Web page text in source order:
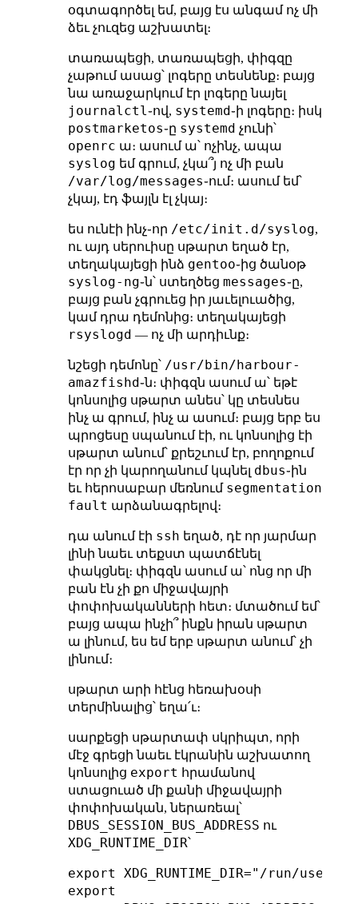
օգտագործել եմ, բայց էս անգամ ոչ մի
ձեւ չուզեց աշխատել։
տառապեցի, տառապեցի, փիգզը
չաթում ասաց՝ լոգերը տեսնենք։ բայց
նա առաջարկում էր լոգերը նայել
journalctl ֊ով, systemd֊ի լոգերը։ իսկ
postmarketos֊ը systemd չունի՝
openrc ա։ ասում ա՝ ոչինչ, ապա
syslog եմ գրում, չկա՞յ ոչ մի բան
/var/log/messages֊ում։ ասում եմ՝
չկայ, էդ ֆայլն էլ չկայ։
ես ունէի ինչ֊որ /etc/init.d/syslog,
ու այդ սերուիսը սթարտ եղած էր,
տեղակայեցի ինձ gentoo֊ից ծանօթ
syslog-ng֊ն՝ ստեղծեց messages֊ը,
բայց բան չգրուեց իր յաւելուածից,
կամ դրա դեմոնից։ տեղակայեցի
rsyslogd — ոչ մի արդիւնք։
նշեցի դեմոնը՝ /usr/bin/harbour-
amazfishd֊ն։ փիգզն ասում ա՝ եթէ
կոնսոլից սթարտ անես՝ կը տեսնես
ինչ ա գրում, ինչ ա ասում։ բայց երբ ես
պրոցեսը սպանում էի, ու կոնսոլից էի
սթարտ անում՝ քրեշւում էր, բողոքում
էր որ չի կարողանում կպնել dbus֊ին
եւ հերոսաբար մեռնում segmentation
fault արձանագրելով։
դա անում էի ssh եղած, դէ որ յարմար
լինի նաեւ տեքստ պատճէնել
փակցնել։ փիգզն ասում ա՝ ոնց որ մի
բան էն չի քո միջավայրի
փոփոխականների հետ։ մտածում եմ՝
բայց ապա ինչի՞ ինքն իրան սթարտ
ա լինում, ես եմ երբ սթարտ անում՝ չի
լինում։
սթարտ արի հէնց հեռախօսի
տերմինալից՝ եղա՛ւ։
սարքեցի սթարտափ սկրիպտ, որի
մէջ գրեցի նաեւ էկրանին աշխատող
կոնսոլից export հրամանով
ստացուած մի քանի միջավայրի
փոփոխական, ներառեալ՝
DBUS_SESSION_BUS_ADDRESS ու
XDG_RUNTIME_DIR՝
export XDG_RUNTIME_DIR="/run/user/
export